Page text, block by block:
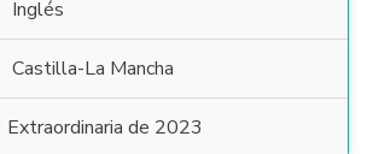
Inglés
Castilla-La Mancha
Extraordinaria de 2023